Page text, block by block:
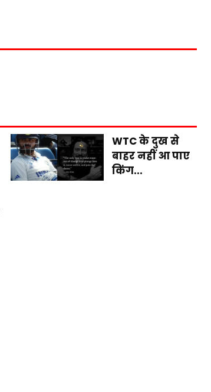
WTC के दुख से
बाहर नहीं आ पाए
किंग...